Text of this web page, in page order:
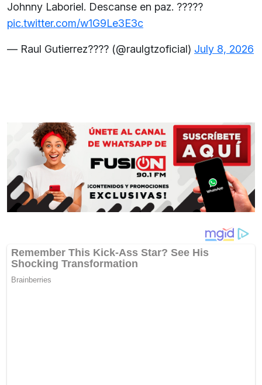
Johnny Laboriel. Descanse en paz. ?????
pic.twitter.com/w1G9Le3E3c
— Raul Gutierrez???? (@raulgtzoficial) July 8, 2026